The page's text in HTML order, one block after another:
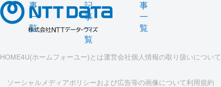
事
一
覧
記
事
一
覧
事
一
覧
HOME4U(ホームフォーユー)とは運営会社個人情報の取り扱いについて
ソーシャルメディアポリシーおよび広告等の画像について利用規約